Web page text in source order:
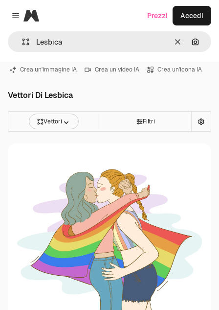
Close menu
Magnific
CancellaCerca
Prezzi Accedi
Crea un'immagine IA Crea un video IA Crea un'icona IA
Vettori Di Lesbica
Vettori Filtri